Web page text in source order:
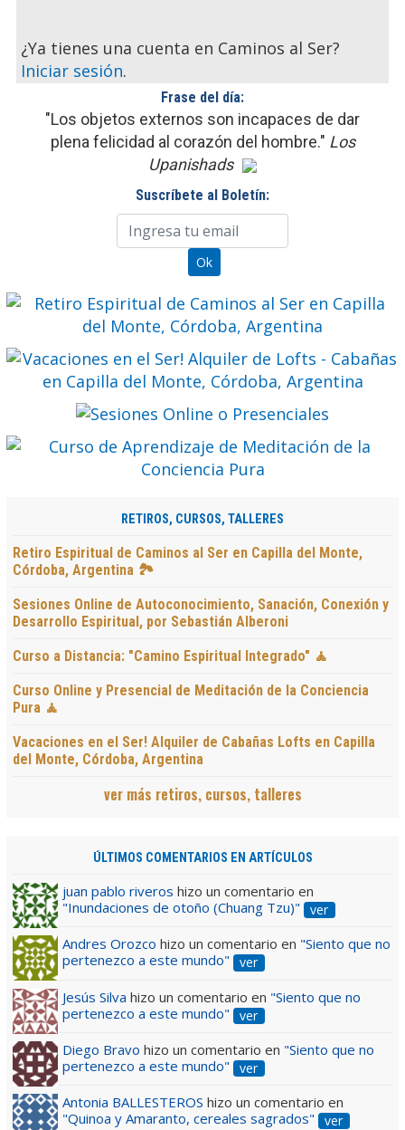
¿Ya tienes una cuenta en Caminos al Ser?
Iniciar sesión.
Frase del día:
"Los objetos externos son incapaces de dar
plena felicidad al corazón del hombre." Los
Upanishads
Suscríbete al Boletín:
RETIROS, CURSOS, TALLERES
Retiro Espiritual de Caminos al Ser en Capilla del Monte,
Córdoba, Argentina 🏞️
Sesiones Online de Autoconocimiento, Sanación, Conexión y
Desarrollo Espiritual, por Sebastián Alberoni
Curso a Distancia: "Camino Espiritual Integrado" 🧘
Curso Online y Presencial de Meditación de la Conciencia
Pura 🧘
Vacaciones en el Ser! Alquiler de Cabañas Lofts en Capilla
del Monte, Córdoba, Argentina
ver más retiros, cursos, talleres
ÚLTIMOS COMENTARIOS EN ARTÍCULOS
juan pablo riveros hizo un comentario en
"Inundaciones de otoño (Chuang Tzu)"
ver
Andres Orozco hizo un comentario en "Siento que no
pertenezco a este mundo"
ver
Jesús Silva hizo un comentario en "Siento que no
pertenezco a este mundo"
ver
Diego Bravo hizo un comentario en "Siento que no
pertenezco a este mundo"
ver
Antonia BALLESTEROS hizo un comentario en
"Quinoa y Amaranto, cereales sagrados"
ver